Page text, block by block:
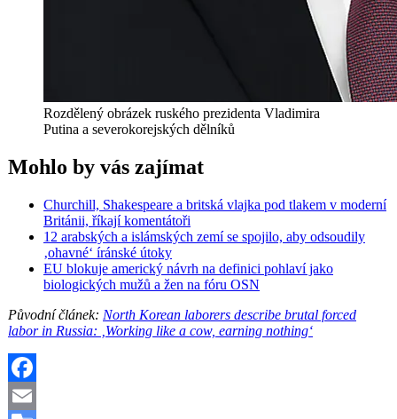
Rozdělený obrázek ruského prezidenta Vladimira
Putina a severokorejských dělníků
Mohlo by vás zajímat
Churchill, Shakespeare a britská vlajka pod tlakem v moderní
Británii, říkají komentátoři
12 arabských a islámských zemí se spojilo, aby odsoudily
‚ohavné‘ íránské útoky
EU blokuje americký návrh na definici pohlaví jako
biologických mužů a žen na fóru OSN
Původní článek: North Korean laborers describe brutal forced
labor in Russia: ‚Working like a cow, earning nothing‘
Facebook